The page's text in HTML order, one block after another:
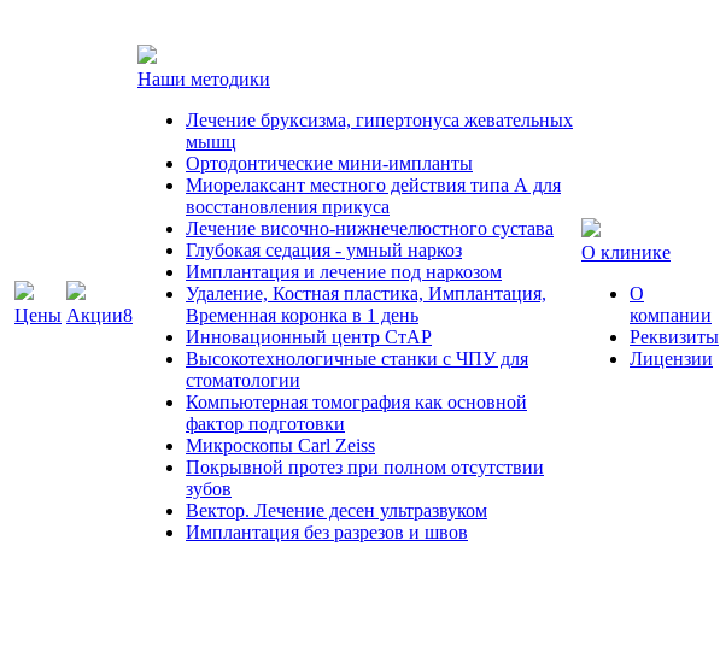
Цены Акции8
Наши методики
Лечение бруксизма, гипертонуса жевательных
мышц
Ортодонтические мини-импланты
Миорелаксант местного действия типа А для
восстановления прикуса
Лечение височно-нижнечелюстного сустава
Глубокая седация - умный наркоз
Имплантация и лечение под наркозом
Удаление, Костная пластика, Имплантация,
Временная коронка в 1 день
Инновационный центр СтАР
Высокотехнологичные станки с ЧПУ для
стоматологии
Компьютерная томография как основной
фактор подготовки
Микроскопы Carl Zeiss
Покрывной протез при полном отсутствии
зубов
Вектор. Лечение десен ультразвуком
Имплантация без разрезов и швов
О клинике
О
компании
Реквизиты
Лицензии